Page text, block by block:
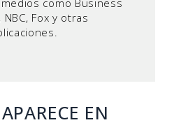
como Business
Fox y otras
EN